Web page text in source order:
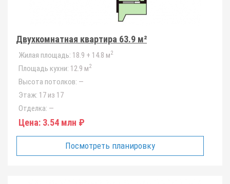
Двухкомнатная квартира 63.9 м²
Жилая площадь: 18.9 + 14.8 м2
Площадь кухни: 12.9 м2
Высота потолков: —
Этаж: 17 из 17
Отделка: —
Цена: 3.54 млн ₽
Посмотреть планировку